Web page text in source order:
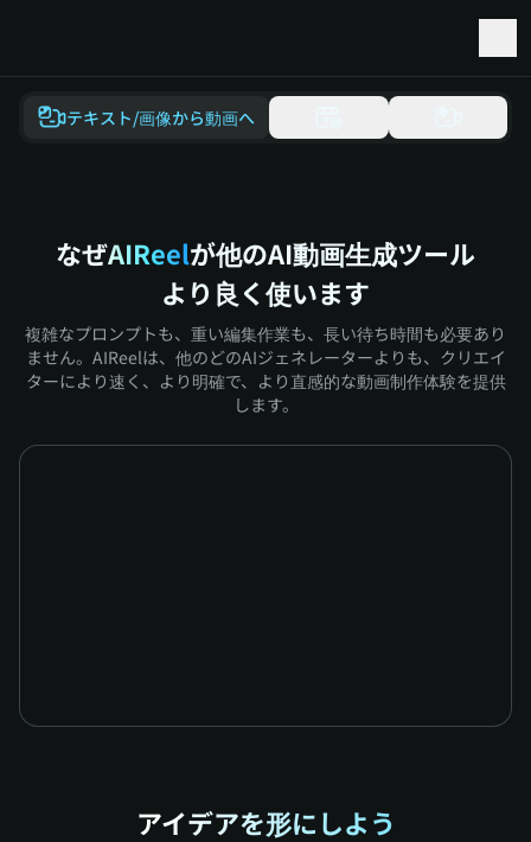
テキスト/画像から動画へ
なぜAIReelが他のAI動画生成ツール
より良く使います
複雑なプロンプトも、重い編集作業も、長い待ち時間も必要あり
ません。AIReelは、他のどのAIジェネレーターよりも、クリエイ
ターにより速く、より明確で、より直感的な動画制作体験を提供
します。
アイデアを形にしよう